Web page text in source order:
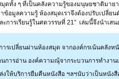
ดทั้ง ๆ ที่เป็นคลังความรู้ของมนุษยชาติมา
อมูลความรู้ ห้องสมุดเราจึงต้องปรับเปลี่ย
ารเรียนรู้ในศตวรรษที่ 21” เล่มนี้จึงนำเส
เปลี่ยนผ่านห้องสมุด จากองค์กรเน้นคลังห
ารอ่าน องค์ความณุ้จากระบวนการทำงาน
ห้บริการยืมคืนหนังสือ ฯลฯนับว่าเป็นหนังสื